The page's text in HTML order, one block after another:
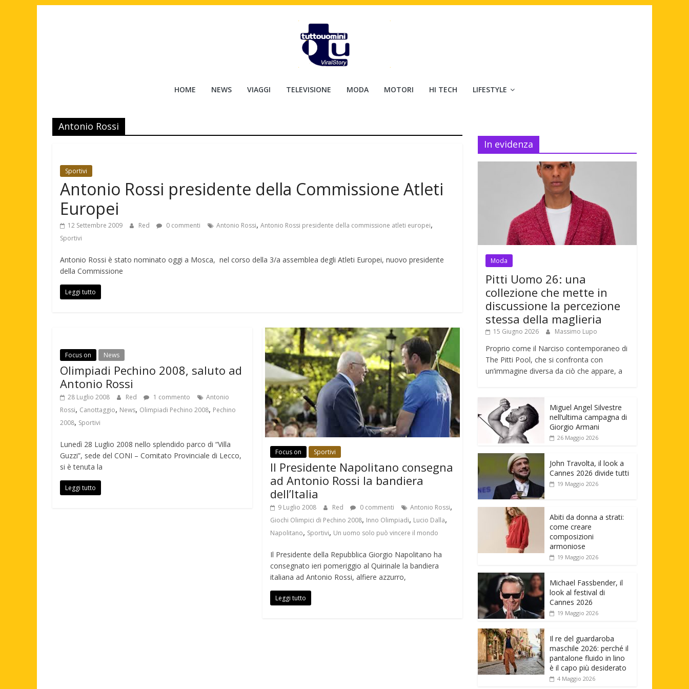
Tuttouomini
Cinema,
Motori,
news
moda
maschile
HOME NEWS VIAGGI TELEVISIONE MODA MOTORI HI TECH LIFESTYLE
Antonio Rossi
Sportivi
Antonio Rossi presidente della Commissione Atleti
Europei
12 Settembre 2009 Red 0 commenti Antonio Rossi, Antonio Rossi presidente della commissione atleti europei,
Sportivi
Antonio Rossi è stato nominato oggi a Mosca, nel corso della 3/a assemblea degli Atleti Europei, nuovo presidente
della Commissione
Leggi tutto
Focus on News
Olimpiadi Pechino 2008, saluto ad
Antonio Rossi
28 Luglio 2008 Red 1 commento
Antonio
Rossi, Canottaggio, News, Olimpiadi Pechino 2008, Pechino
2008, Sportivi
Lunedì 28 Luglio 2008 nello splendido parco di “Villa
Guzzi”, sede del CONI – Comitato Provinciale di Lecco,
si è tenuta la
Leggi tutto
Focus on Sportivi
Il Presidente Napolitano consegna
ad Antonio Rossi la bandiera
dell’Italia
9 Luglio 2008 Red 0 commenti Antonio Rossi,
Giochi Olimpici di Pechino 2008, Inno Olimpiadi, Lucio Dalla,
Napolitano, Sportivi, Un uomo solo può vincere il mondo
Il Presidente della Repubblica Giorgio Napolitano ha
consegnato ieri pomeriggio al Quirinale la bandiera
italiana ad Antonio Rossi, alfiere azzurro,
Leggi tutto
In evidenza
Moda
Pitti Uomo 26: una
collezione che mette in
discussione la percezione
stessa della maglieria
15 Giugno 2026 Massimo Lupo
Proprio come il Narciso contemporaneo di
The Pitti Pool, che si confronta con
un’immagine diversa da ciò che appare, a
Miguel Angel Silvestre
nell’ultima campagna di
Giorgio Armani
26 Maggio 2026
John Travolta, il look a
Cannes 2026 divide tutti
19 Maggio 2026
Abiti da donna a strati:
come creare
composizioni
armoniose
19 Maggio 2026
Michael Fassbender, il
look al festival di
Cannes 2026
19 Maggio 2026
Il re del guardaroba
maschile 2026: perché il
pantalone fluido in lino
è il capo più desiderato
4 Maggio 2026